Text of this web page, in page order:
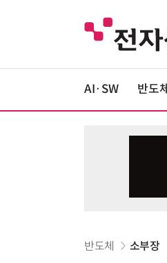
AI·SW 반도체
반도체 소부장